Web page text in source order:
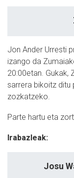
Jon Ander Urresti
izango da
20:00etan. Gukak,
sarrera bikoitz ditu
zozkatzeko.
Parte hartu eta
Irabazleak:
Josu